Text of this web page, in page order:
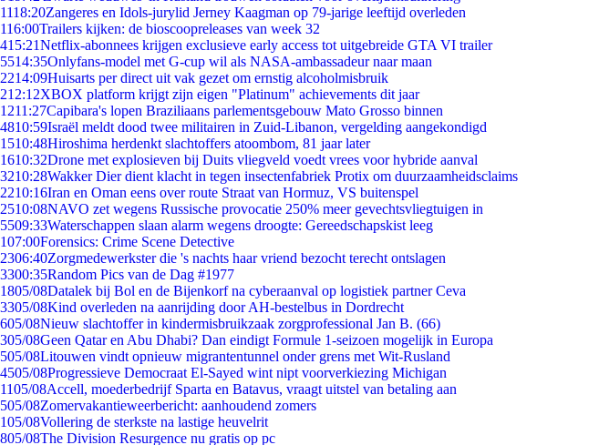
1118:20Zangeres en Idols-jurylid Jerney Kaagman op 79-jarige leeftijd overleden
116:00Trailers kijken: de bioscoopreleases van week 32
415:21Netflix-abonnees krijgen exclusieve early access tot uitgebreide GTA VI trailer
5514:35Onlyfans-model met G-cup wil als NASA-ambassadeur naar maan
2214:09Huisarts per direct uit vak gezet om ernstig alcoholmisbruik
212:12XBOX platform krijgt zijn eigen "Platinum" achievements dit jaar
1211:27Capibara's lopen Braziliaans parlementsgebouw Mato Grosso binnen
4810:59Israël meldt dood twee militairen in Zuid-Libanon, vergelding aangekondigd
1510:48Hiroshima herdenkt slachtoffers atoombom, 81 jaar later
1610:32Drone met explosieven bij Duits vliegveld voedt vrees voor hybride aanval
3210:28Wakker Dier dient klacht in tegen insectenfabriek Protix om duurzaamheidsclaims
2210:16Iran en Oman eens over route Straat van Hormuz, VS buitenspel
2510:08NAVO zet wegens Russische provocatie 250% meer gevechtsvliegtuigen in
5509:33Waterschappen slaan alarm wegens droogte: Gereedschapskist leeg
107:00Forensics: Crime Scene Detective
2306:40Zorgmedewerkster die 's nachts haar vriend bezocht terecht ontslagen
3300:35Random Pics van de Dag #1977
1805/08Datalek bij Bol en de Bijenkorf na cyberaanval op logistiek partner Ceva
3305/08Kind overleden na aanrijding door AH-bestelbus in Dordrecht
605/08Nieuw slachtoffer in kindermisbruikzaak zorgprofessional Jan B. (66)
305/08Geen Qatar en Abu Dhabi? Dan eindigt Formule 1-seizoen mogelijk in Europa
505/08Litouwen vindt opnieuw migrantentunnel onder grens met Wit-Rusland
4505/08Progressieve Democraat El-Sayed wint nipt voorverkiezing Michigan
1105/08Accell, moederbedrijf Sparta en Batavus, vraagt uitstel van betaling aan
505/08Zomervakantieweerbericht: aanhoudend zomers
105/08Vollering de sterkste na lastige heuvelrit
805/08The Division Resurgence nu gratis op pc